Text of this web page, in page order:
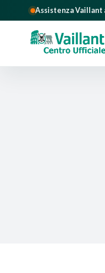
Assistenza Vaillant